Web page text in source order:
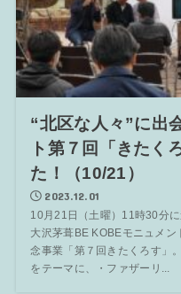
“北区な人々”に出
ト第７回「きたく
た！（10/21）
2023.12.01
10月21日（土曜）11時30分
大沢茅葺BE KOBEモニュメ
念事業「第７回きたくろす」
をテーマに、・ファザーリ...